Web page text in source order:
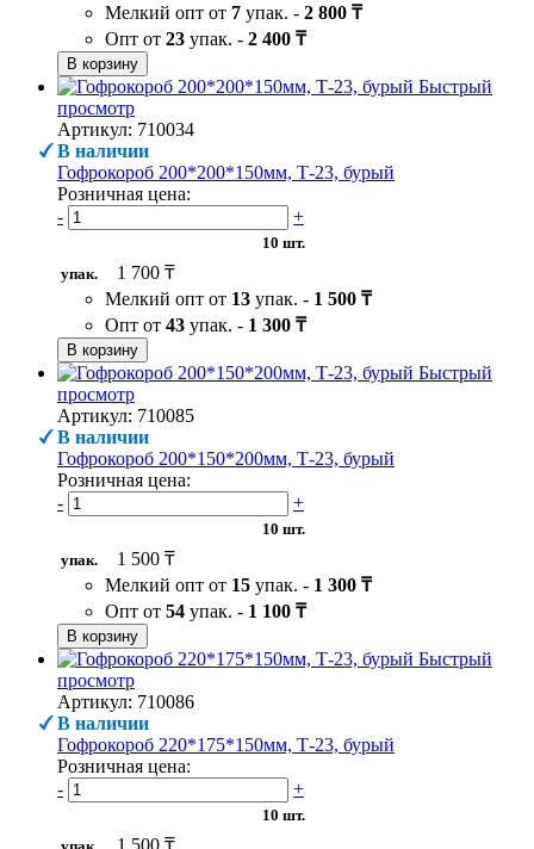
Мелкий опт от 7 упак. - 2 800 ₸
Опт от 23 упак. - 2 400 ₸
В корзину
Быстрый
просмотр
Артикул: 710034
В наличии
Гофрокороб 200*200*150мм, Т-23, бурый
Розничная цена:
-
+
10 шт.
упак.
1 700 ₸
Мелкий опт от 13 упак. - 1 500 ₸
Опт от 43 упак. - 1 300 ₸
В корзину
Быстрый
просмотр
Артикул: 710085
В наличии
Гофрокороб 200*150*200мм, Т-23, бурый
Розничная цена:
-
+
10 шт.
упак.
1 500 ₸
Мелкий опт от 15 упак. - 1 300 ₸
Опт от 54 упак. - 1 100 ₸
В корзину
Быстрый
просмотр
Артикул: 710086
В наличии
Гофрокороб 220*175*150мм, Т-23, бурый
Розничная цена:
-
+
10 шт.
1 500 ₸